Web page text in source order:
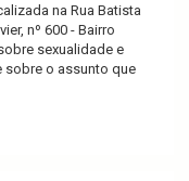
na Rua Batista
nº 600 - Bairro
sexualidade e
sobre o assunto que